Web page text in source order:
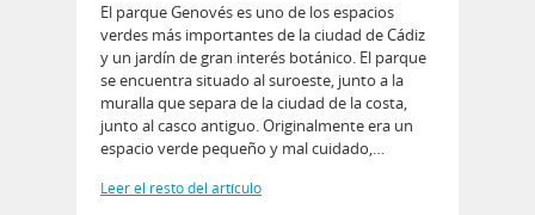
El parque Genovés es uno de los espacios
verdes más importantes de la ciudad de Cádiz
y un jardín de gran interés botánico. El parque
se encuentra situado al suroeste, junto a la
muralla que separa de la ciudad de la costa,
junto al casco antiguo. Originalmente era un
espacio verde pequeño y mal cuidado,…
Leer el resto del artículo